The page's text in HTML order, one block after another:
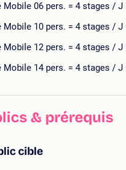
Mobile 06 pers. = 4 stages /
Mobile 10 pers. = 4 stages /
Mobile 12 pers. = 4 stages /
Mobile 14 pers. = 4 stages /
& prérequis
cible